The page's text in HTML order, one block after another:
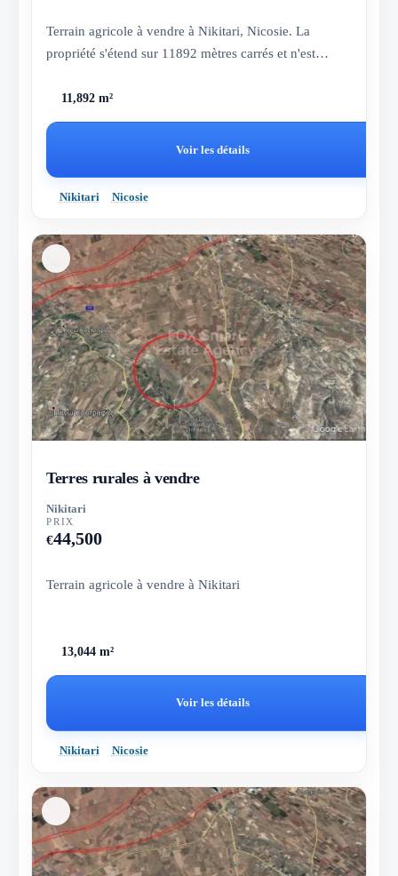
Terrain agricole à vendre à Nikitari, Nicosie. La
propriété s'étend sur 11892 mètres carrés et n'est
11,892 m²
Voir les détails
Nikitari Nicosie
Terres rurales à vendre
Nikitari
PRIX
€44,500
Terrain agricole à vendre à Nikitari
13,044 m²
Voir les détails
Nikitari Nicosie